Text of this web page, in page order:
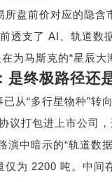
所盘前价对应的隐含
透支了 AI
、轨道数
为马斯克的“星辰大
是终极路径还
已从“多行星物种”转
议打包进上市公司
演中暗示的“轨道数
仅为 2200 吨。中间